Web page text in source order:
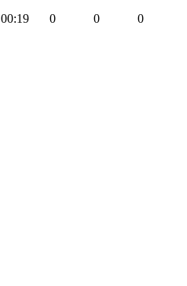
00:19 0 0 0